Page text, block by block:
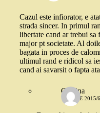
Cazul este infiorator, e
strada sincer. In primul
libertate cand ar trebui
major pt societate. Al
bagata in proces de
ultimul rand e ridicol sa
cand ai savarsit o fapta
Cristina
16 IULIE 2015/